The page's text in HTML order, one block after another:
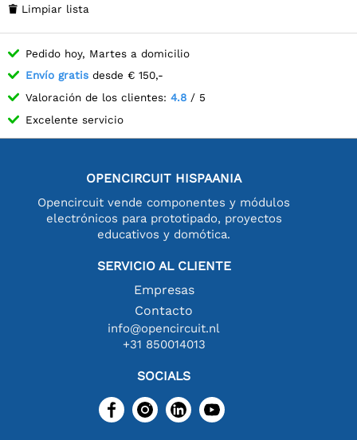
 Limpiar lista
Pedido hoy, Martes a domicilio
Envío gratis desde € 150,-
Valoración de los clientes: 4.8 / 5
Excelente servicio
OPENCIRCUIT HISPAANIA
Opencircuit vende componentes y módulos
electrónicos para prototipado, proyectos
educativos y domótica.
SERVICIO AL CLIENTE
Empresas
Contacto
info@opencircuit.nl
+31 850014013
SOCIALS